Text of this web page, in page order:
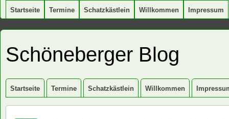
Startseite Termine Schatzkästlein Willkommen Impressum
Schöneberger Blog
Startseite Termine Schatzkästlein Willkommen